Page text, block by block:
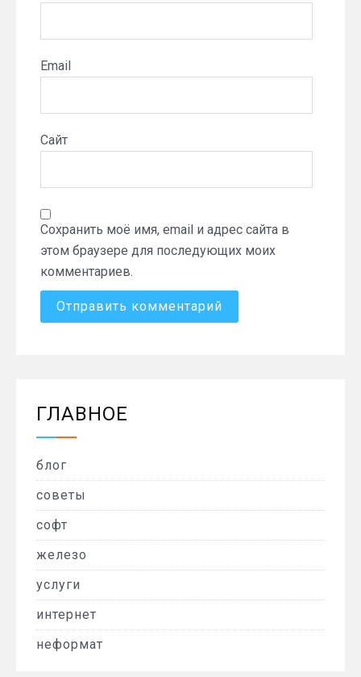
Email
Сайт
Сохранить моё имя, email и адрес сайта в
этом браузере для последующих моих
комментариев.
ГЛАВНОЕ
блог
советы
софт
железо
услуги
интернет
неформат